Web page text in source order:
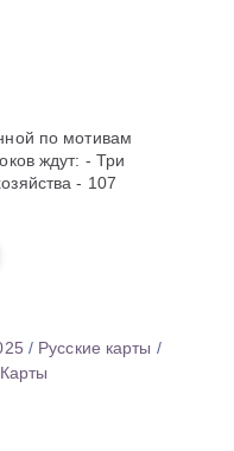
по мотивам
ждут: - Три
- 107
/ Русские карты /
Карты